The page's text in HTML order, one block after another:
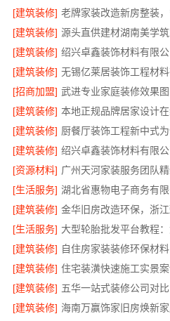
[建筑装修]
[建筑装修] 源头直供建材湖南美学
[建筑装修]
[建筑装修] 无锡亿莱居装饰工程材
[招商加盟] 武进专业家庭装修效果
[建筑装修] 本地正规品牌居家设计
[建筑装修]
[建筑装修] 绍兴卓鑫装饰材料有限
[资源材料] 广州天河家装服务团队
[生活服务] 湖北省惠物电子商务有
[建筑装修]
[生活服务]
[建筑装修]
[建筑装修] 住宅装潢快速施工实景
[建筑装修]
[建筑装修] 海南万赢饰家旧房焕新